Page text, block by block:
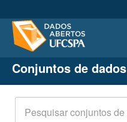
Conjuntos de dados
Organizações
Grupos
Conjuntos de dados